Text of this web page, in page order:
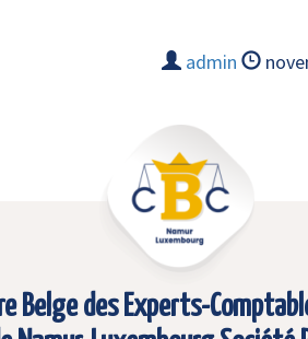
admin
Belge des Experts-